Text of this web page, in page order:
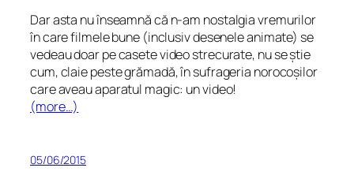
Dar asta nu înseamnă că n-am nostalgia vremurilor
în care filmele bune (inclusiv desenele animate) se
vedeau doar pe casete video strecurate, nu se știe
cum, claie peste grămadă, în sufrageria norocoșilor
care aveau aparatul magic: un video!
(more…)
05/06/2015